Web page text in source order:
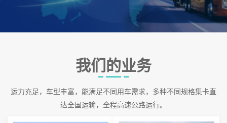
我们的业务
运力充足，车型丰富，能满足不同用车需求，多种不同规格集卡直
达全国运输，全程高速公路运行。